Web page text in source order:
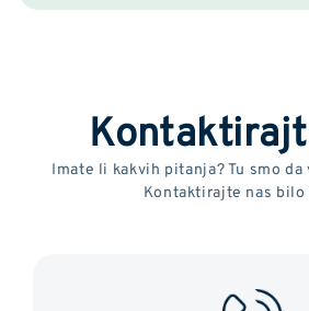
Imate li kakvih pitanja? Tu smo da
Kontaktirajte nas bilo